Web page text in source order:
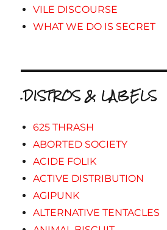
VILE DISCOURSE
WHAT WE DO IS SECRET
.DISTROS & LABELS
625 THRASH
ABORTED SOCIETY
ACIDE FOLIK
ACTIVE DISTRIBUTION
AGIPUNK
ALTERNATIVE TENTACLES